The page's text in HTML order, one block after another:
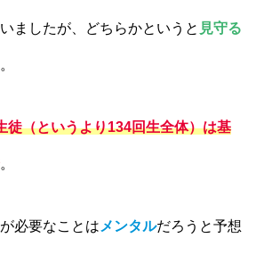
ましたが、どちらかというと 見守る
徒（というより134回生全体）は基
。
必要なことは メンタルだろうと予想